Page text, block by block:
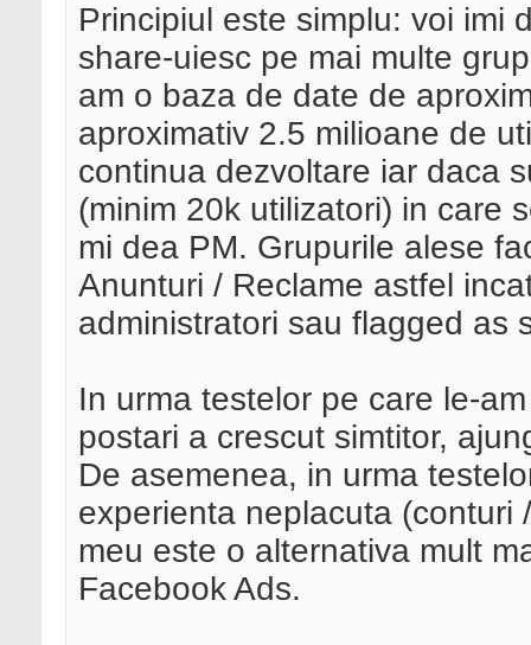
Principiul este simplu: voi imi
share-uiesc pe mai multe
am o baza de date de
aproximativ 2.5 milioane de
continua dezvoltare iar daca
(minim 20k utilizatori) in care
mi dea PM. Grupurile alese
Anunturi / Reclame astfel
administratori sau flagged as
In urma testelor pe care le-
postari a crescut simtitor,
De asemenea, in urma
experienta neplacuta (conturi
meu este o alternativa mult
Facebook Ads.